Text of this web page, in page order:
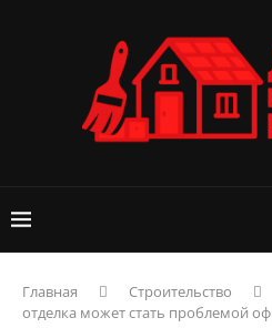
Главная Строительство
отделка может стать проблемой